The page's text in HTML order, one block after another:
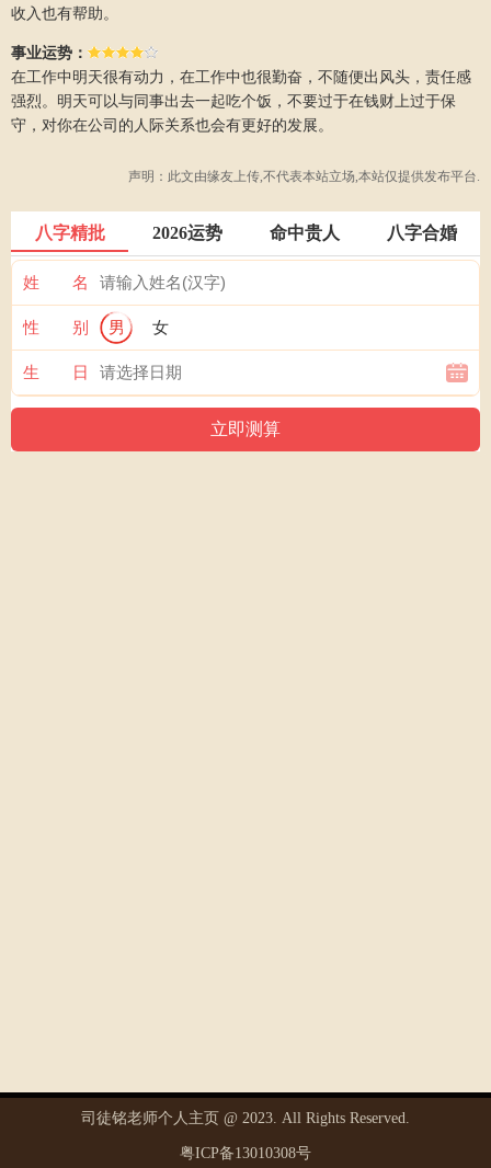
收入也有帮助。
事业运势：
在工作中明天很有动力，在工作中也很勤奋，不随便出风头，责任感
强烈。明天可以与同事出去一起吃个饭，不要过于在钱财上过于保
守，对你在公司的人际关系也会有更好的发展。
声明：此文由缘友 上传,不代表本站立场,本站仅提供发布平台.
八字精批 2026运势 命中贵人 八字合婚
姓 名
性 别 男 女
生 日
司徒铭老师个人主页 @ 2023 . All Rights Reserved.
粤ICP备13010308号